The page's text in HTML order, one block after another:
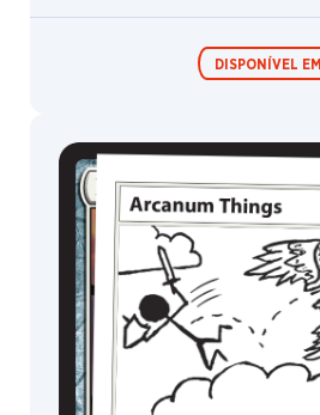
Pirata
Felino
Athlete
Golem
Espírito
Cavaleiro
Kobold
Vampiro
DISPONÍVEL EM
MagicCon